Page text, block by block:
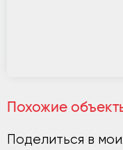
Похожие
Поделиться в